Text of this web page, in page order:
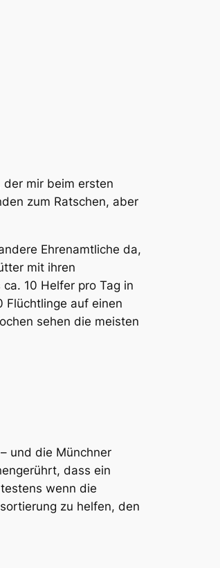
mir beim ersten
zum Ratschen, aber
Ehrenamtliche da,
mit ihren
10 Helfer pro Tag in
Flüchtlinge auf einen
sehen die meisten
und die Münchner
dass ein
wenn die
zu helfen, den